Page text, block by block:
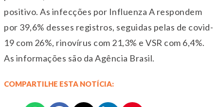
positivo. As infecções por Influenza A respondem
por 39,6% desses registros, seguidas pelas de covid-
19 com 26%, rinovírus com 21,3% e VSR com 6,4%.
As informações são da Agência Brasil.
COMPARTILHE ESTA NOTÍCIA: